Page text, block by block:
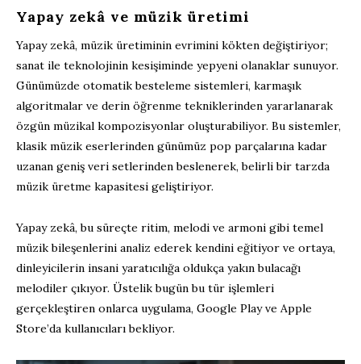
Yapay zekâ ve müzik üretimi
Yapay zekâ, müzik üretiminin evrimini kökten değiştiriyor;
sanat ile teknolojinin kesişiminde yepyeni olanaklar sunuyor.
Günümüzde otomatik besteleme sistemleri, karmaşık
algoritmalar ve derin öğrenme tekniklerinden yararlanarak
özgün müzikal kompozisyonlar oluşturabiliyor. Bu sistemler,
klasik müzik eserlerinden günümüz pop parçalarına kadar
uzanan geniş veri setlerinden beslenerek, belirli bir tarzda
müzik üretme kapasitesi geliştiriyor.
Yapay zekâ, bu süreçte ritim, melodi ve armoni gibi temel
müzik bileşenlerini analiz ederek kendini eğitiyor ve ortaya,
dinleyicilerin insani yaratıcılığa oldukça yakın bulacağı
melodiler çıkıyor. Üstelik bugün bu tür işlemleri
gerçekleştiren onlarca uygulama, Google Play ve Apple
Store’da kullanıcıları bekliyor.